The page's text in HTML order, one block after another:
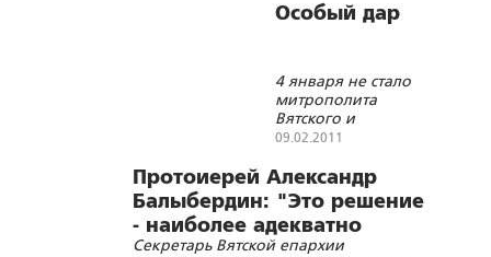
г. Кирове (Вятке)
памятника Царской
Особый дар
4 января не стало
митрополита
Вятского и
Слободского
09.02.2011
Протоиерей Александр
Балыбердин: "Это решение
- наиболее адекватно
сложившейся ситуации"
Секретарь Вятской епархии